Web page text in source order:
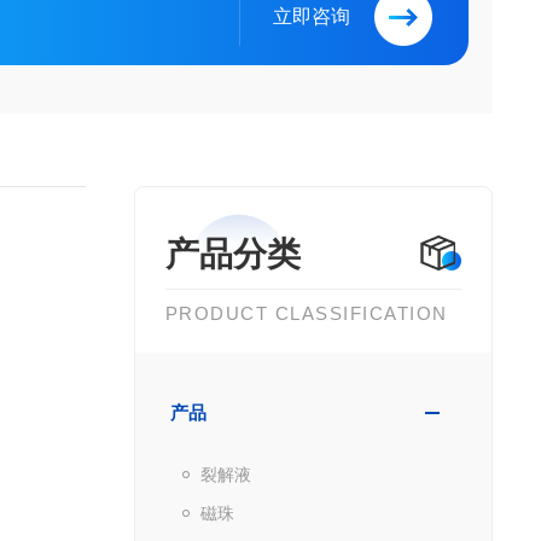
立即咨询
产品分类
PRODUCT CLASSIFICATION
产品
裂解液
磁珠